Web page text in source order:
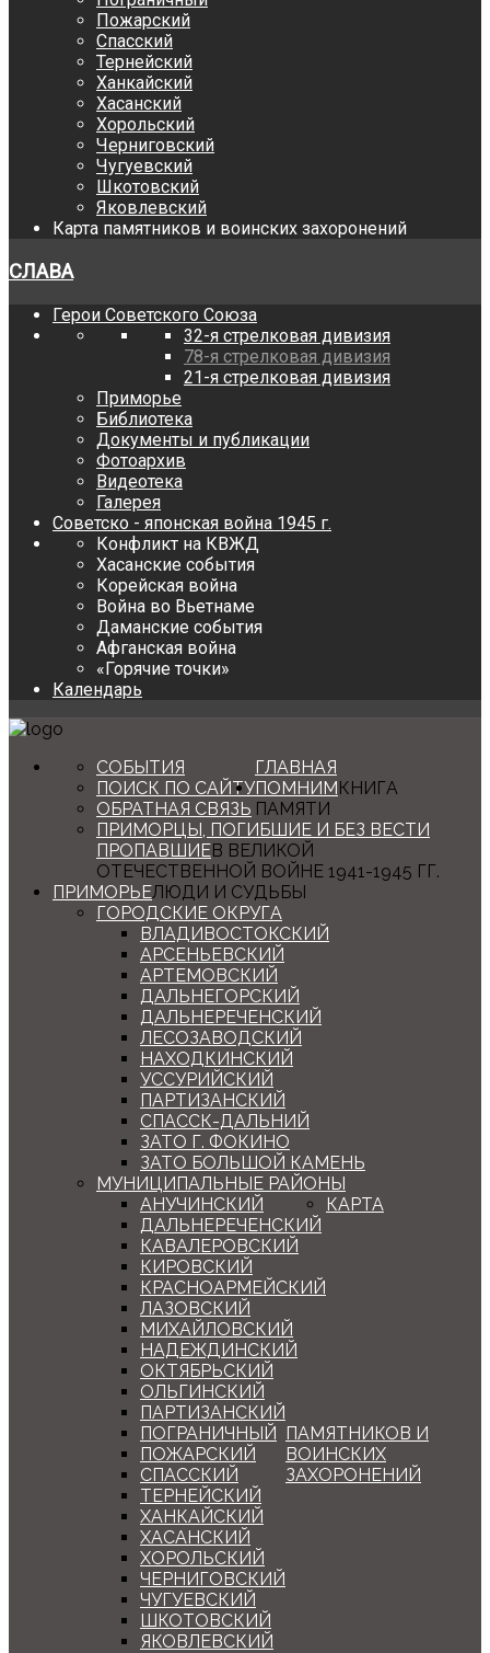
Пожарский
Спасский
Тернейский
Ханкайский
Хасанский
Хорольский
Черниговский
Чугуевский
Шкотовский
Яковлевский
Карта памятников и воинских захоронений
СЛАВА
Герои Советского Союза
32-я стрелковая дивизия
78-я стрелковая дивизия
21-я стрелковая дивизия
Приморье
Библиотека
Документы и публикации
Фотоархив
Видеотека
Галерея
Советско - японская война 1945 г.
Конфликт на КВЖД
Хасанские события
Корейская война
Война во Вьетнаме
Даманские события
Афганская война
«Горячие точки»
Календарь
ГЛАВНАЯ
СОБЫТИЯ
ПОИСК ПО САЙТУ
ОБРАТНАЯ СВЯЗЬ
ПОМНИМКНИГА
ПАМЯТИ
ПРИМОРЦЫ, ПОГИБШИЕ И БЕЗ ВЕСТИ
ПРОПАВШИЕВ ВЕЛИКОЙ
ОТЕЧЕСТВЕННОЙ ВОЙНЕ 1941-1945 ГГ.
ПРИМОРЬЕЛЮДИ И СУДЬБЫ
ГОРОДСКИЕ ОКРУГА
ВЛАДИВОСТОКСКИЙ
АРСЕНЬЕВСКИЙ
АРТЕМОВСКИЙ
ДАЛЬНЕГОРСКИЙ
ДАЛЬНЕРЕЧЕНСКИЙ
ЛЕСОЗАВОДСКИЙ
НАХОДКИНСКИЙ
УССУРИЙСКИЙ
ПАРТИЗАНСКИЙ
СПАССК-ДАЛЬНИЙ
ЗАТО Г. ФОКИНО
ЗАТО БОЛЬШОЙ КАМЕНЬ
МУНИЦИПАЛЬНЫЕ РАЙОНЫ
АНУЧИНСКИЙ
ДАЛЬНЕРЕЧЕНСКИЙ
КАВАЛЕРОВСКИЙ
КИРОВСКИЙ
КРАСНОАРМЕЙСКИЙ
ЛАЗОВСКИЙ
МИХАЙЛОВСКИЙ
НАДЕЖДИНСКИЙ
ОКТЯБРЬСКИЙ
ОЛЬГИНСКИЙ
ПАРТИЗАНСКИЙ
ПОГРАНИЧНЫЙ
ПОЖАРСКИЙ
СПАССКИЙ
ТЕРНЕЙСКИЙ
ХАНКАЙСКИЙ
ХАСАНСКИЙ
ХОРОЛЬСКИЙ
ЧЕРНИГОВСКИЙ
ЧУГУЕВСКИЙ
ШКОТОВСКИЙ
ЯКОВЛЕВСКИЙ
КАРТА
ПАМЯТНИКОВ И
ВОИНСКИХ
ЗАХОРОНЕНИЙ